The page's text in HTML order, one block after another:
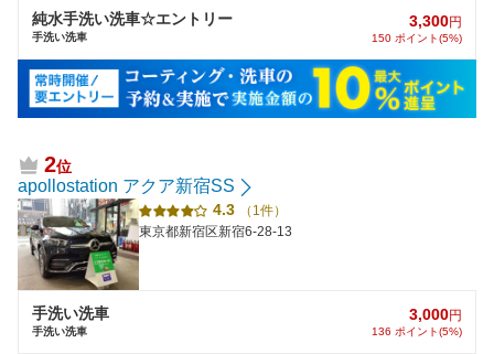
純水手洗い洗車☆エントリー
手洗い洗車
3,300円
150 ポイント(5%)
2位
apollostation アクア新宿SS
4.3
（1件）
東京都新宿区新宿6-28-13
手洗い洗車
手洗い洗車
3,000円
136 ポイント(5%)